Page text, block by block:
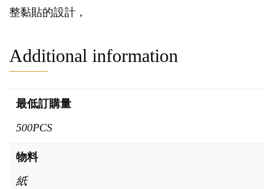
整黏貼的設計，
Additional information
最低訂購量
500PCS
物料
紙